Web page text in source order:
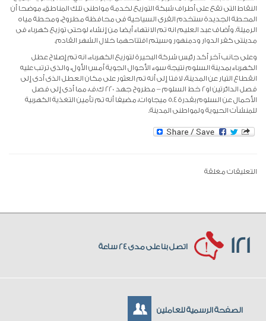
النقاط التى تقع على أطراف شبكة التوزيع لخدمة مواطنى تلك المناطق، موضحا أن
المحطة الجديدة ستخدم القرى السياحية فى محافظة مطروح، ومحطة مياه
الرميلة. وأضاف عبد العليم انه تم الانتهاء أيضا من إنشاء لوحتى توزيع كهرباء فى
مدينتى كفر الدوار ودمنهور وسيتم افتتاحهما خلال الشهر القادم.
وعلى جانب آخر أكد رئيس شركة البحيرة لتوزيع الكهرباء، انه تم إصلاح عطل
الكهرباء بمدينة السلوم نتيجة سوء الأحوال الجوية أمس الأول، والذى ترتب عليه
انقطاع التيار عن المدينة، لافتا إلى أنه تم العثور على مكان العطل الذى أدى إلى
فصل الدائرتين 1و2 خط السلوم – مطروح جهد 220 ك.ف، مما أدى إلى فصل
الأحمال عن السلوم بقدرة 5.4 ميجاوات، مضيفا أنه تم تأمين التغذية الكهربية
للمنشآت الحيوية ولمواطنى المدينة.
التعليقات مغلقة
121 اتصل بنا على مدى 24 ساعة
الصفحة الرسمية للعاملين